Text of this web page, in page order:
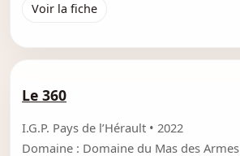
Voir la fiche
Le 360
I.G.P. Pays de l’Hérault • 2022
Domaine : Domaine du Mas des Armes